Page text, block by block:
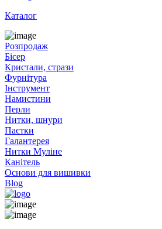
Каталог
Розпродаж
Бісер
Кристали, стрази
Фурнітура
Інструмент
Намистини
Перли
Нитки, шнури
Паєтки
Галантерея
Нитки Муліне
Канітель
Основи для вишивки
Blog